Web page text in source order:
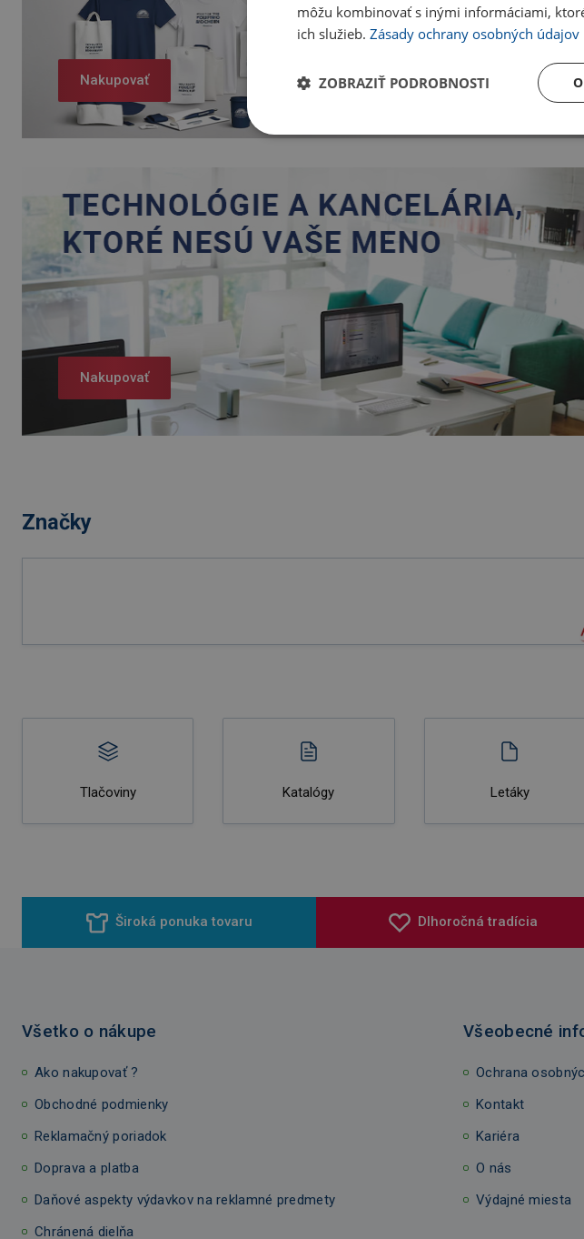
Nakupovať
Nakupovať
Značky
Tlačoviny Katalógy Letáky
Široká ponuka tovaru Dlhoročná tradícia
Všetko o nákupe
Ako nakupovať ?
Obchodné podmienky
Reklamačný poriadok
Doprava a platba
Daňové aspekty výdavkov na reklamné predmety
Chránená dielňa
Všeobecné
Ochrana
Kontakt
Kariéra
O nás
Výdajné miesta
môžu kombinovať s inými informáciami,
ich služieb. Zásady ochrany osobných údajov
ZOBRAZIŤ PODROBNOSTI